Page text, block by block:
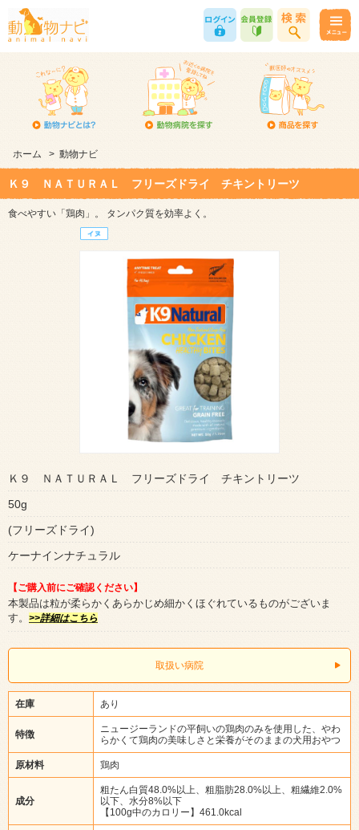
ホーム > 動物ナビ
Ｋ９ ＮＡＴＵＲＡＬ フリーズドライ チキントリーツ
食べやすい「鶏肉」。 タンパク質を効率よく。
Ｋ９ ＮＡＴＵＲＡＬ フリーズドライ チキントリーツ
50g
(フリーズドライ)
ケーナインナチュラル
【ご購入前にご確認ください】
本製品は粒が柔らかくあらかじめ細かくほぐれているものがございま
す。 >>詳細はこちら
取扱い病院
在庫 あり
特徴
ニュージーランドの平飼いの鶏肉のみを使用した、やわ
らかくて鶏肉の美味しさと栄養がそのままの犬用おやつ
原材料 鶏肉
成分
粗たん白質48.0%以上、粗脂肪28.0%以上、粗繊維2.0%
以下、水分8%以下
【100g中のカロリー】461.0kcal